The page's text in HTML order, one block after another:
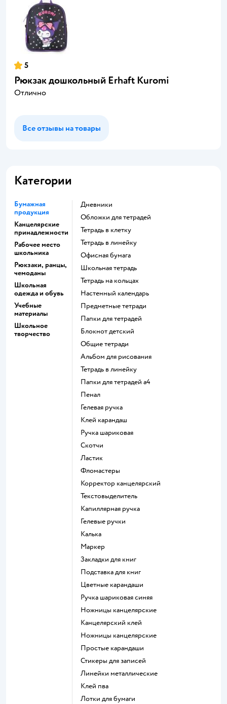
5
Рюкзак дошкольный Erhaft Kuromi
Отлично
Все отзывы на товары
Категории
Бумажная
продукция
Канцелярские
принадлежности
Рабочее место
школьника
Рюкзаки, ранцы,
чемоданы
Школьная
одежда и обувь
Учебные
материалы
Школьное
творчество
Дневники
Обложки для тетрадей
Тетрадь в клетку
Тетрадь в линейку
Офисная бумага
Школьная тетрадь
Тетрадь на кольцах
Настенный календарь
Предметные тетради
Папки для тетрадей
Блокнот детский
Общие тетради
Альбом для рисования
Тетрадь в линейку
Папки для тетрадей а4
Пенал
Гелевая ручка
Клей карандаш
Ручка шариковая
Скотчи
Ластик
Фломастеры
Корректор канцелярский
Текстовыделитель
Капиллярная ручка
Гелевые ручки
Калька
Маркер
Закладки для книг
Подставка для книг
Цветные карандаши
Ручка шариковая синяя
Ножницы канцелярские
Канцелярский клей
Ножницы канцелярские
Простые карандаши
Стикеры для записей
Линейки металлические
Клей пва
Лотки для бумаги